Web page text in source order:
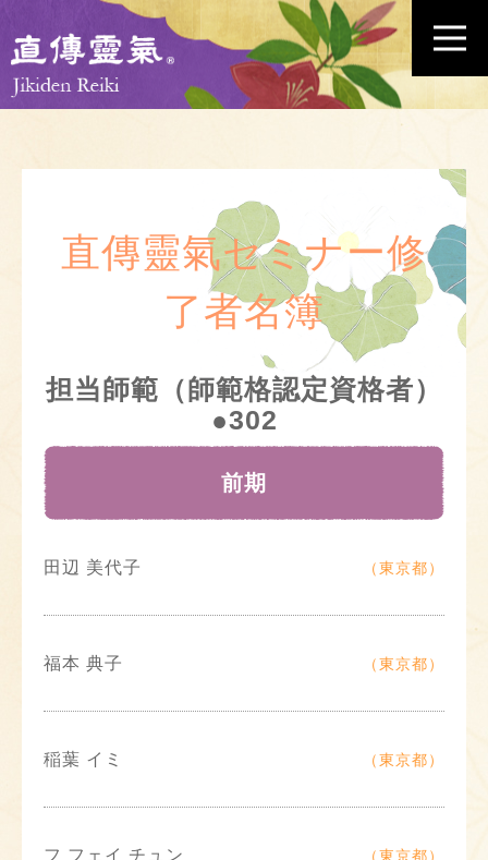
直傳靈氣セミナー修
了者名簿
担当師範（師範格認定資格者）
●302
前期
田辺 美代子 （東京都）
福本 典子 （東京都）
稲葉 イミ （東京都）
フ フェイ チュン （東京都）